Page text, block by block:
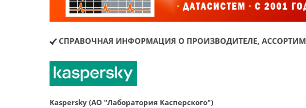
СПРАВОЧНАЯ ИНФОРМАЦИЯ О ПРОИЗВОДИТЕЛЕ,
Kaspersky (АО "Лаборатория Касперского")